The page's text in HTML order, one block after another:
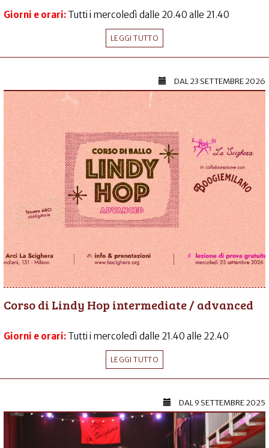
Giorni e orari: Tutti i mercoledì dalle 20.40 alle 21.40
LEGGI TUTTO
DAL23 SETTEMBRE 2026
Corso di Lindy Hop intermediate / advanced
Giorni e orari: Tutti i mercoledì dalle 21.40 alle 22.40
LEGGI TUTTO
DAL9 SETTEMBRE 2025